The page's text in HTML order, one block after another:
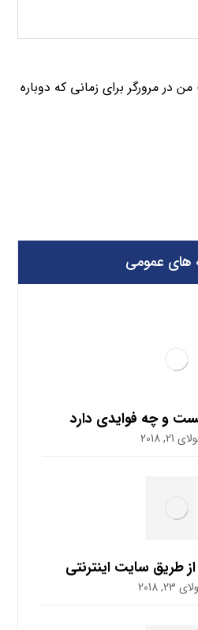
در مرورگر برای زمانی که دوباره
های عمومی
و چه فوایدی دارد
21, 2018
طریق سایت اینترنتی
23, 2018